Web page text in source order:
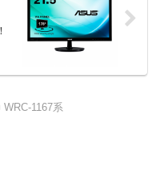
WRC-1167系